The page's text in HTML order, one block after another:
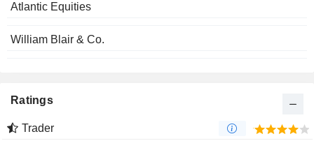
Atlantic Equities
William Blair & Co.
Ratings
Trader